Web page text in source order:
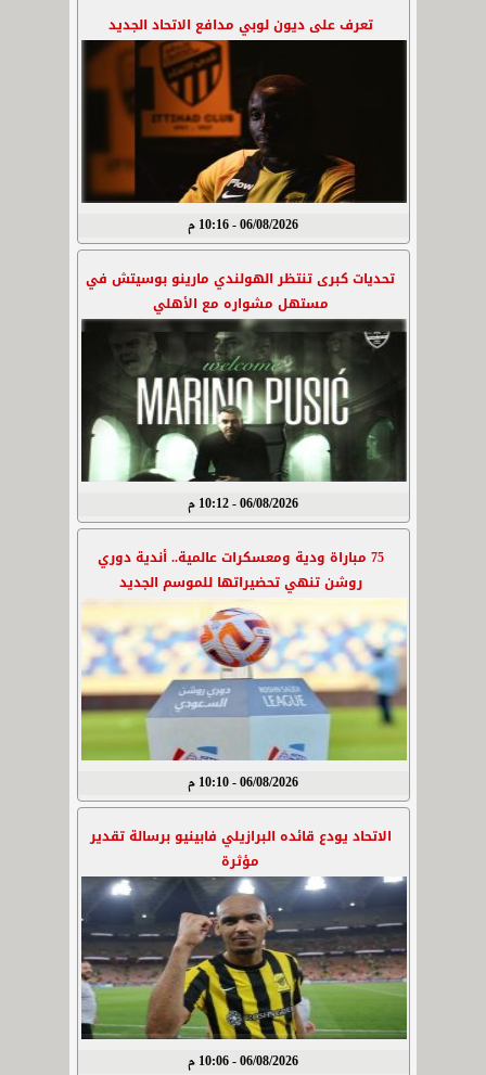
تعرف على ديون لوبي مدافع الاتحاد الجديد
06/08/2026 - 10:16 م
تحديات كبرى تنتظر الهولندي مارينو بوسيتش في
مستهل مشواره مع الأهلي
06/08/2026 - 10:12 م
75 مباراة ودية ومعسكرات عالمية.. أندية دوري
روشن تنهي تحضيراتها للموسم الجديد
06/08/2026 - 10:10 م
الاتحاد يودع قائده البرازيلي فابينيو برسالة تقدير
مؤثرة
06/08/2026 - 10:06 م